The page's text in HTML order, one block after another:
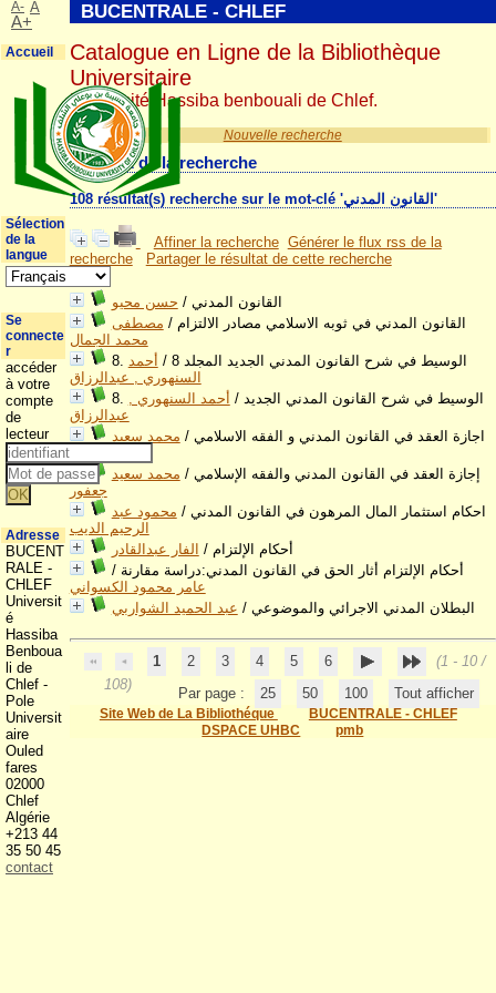
Nouvelle recherche
Résultat de la recherche
108 résultat(s) recherche sur le mot-clé 'القانون المدني'
Affiner la recherche Générer le flux rss de la
recherche
Partager le résultat de cette recherche
القانون المدني / حسن محيو
القانون المدني في ثوبه الاسلامي مصادر الالتزام / مصطفى
محمد الجمال
8. الوسيط في شرح القانون المدني الجديد المجلد 8
/ أحمد
السنهوري , عبدالرزاق
8. الوسيط في شرح القانون المدني الجديد / أحمد السنهوري ,
عبدالرزاق
اجازة العقد في القانون المدني و الفقه الاسلامي / محمد سعيد
جعفور
إجازة العقد في القانون المدني والفقه الإسلامي / محمد سعيد
جعفور
احكام استثمار المال المرهون في القانون المدني / محمود عبد
الرحيم الديب
أحكام الإلتزام / الفار عبدالقادر
أحكام الإلتزام أثار الحق في القانون المدني:دراسة مقارنة /
عامر محمود الكسواني
البطلان المدني الاجرائي والموضوعي / عبد الحميد الشواربي
1 2 3 4 5 6
(1 - 10 /
108)
Par page : 25 50 100 Tout afficher
Site Web de La Bibliothéque
BUCENTRALE - CHLEF
DSPACE UHBC
pmb
BUCENTRALE - CHLEF
Catalogue en Ligne de la Bibliothèque
Universitaire
Université Hassiba benbouali de Chlef.
A- A
A+
Accueil
Sélection
de la
langue
Se
connecte
r
accéder
à votre
compte
de
lecteur
Adresse
BUCENT
RALE -
CHLEF
Universit
é
Hassiba
Benboua
li de
Chlef -
Pole
Universit
aire
Ouled
fares
02000
Chlef
Algérie
+213 44
35 50 45
contact